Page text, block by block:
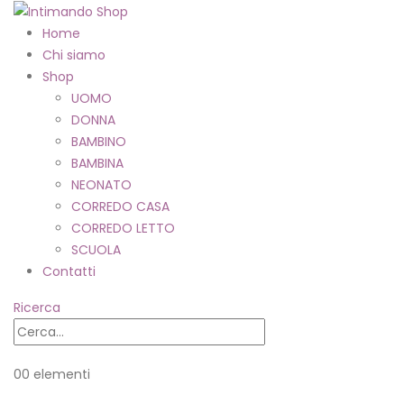
Home
Chi siamo
Shop
UOMO
DONNA
BAMBINO
BAMBINA
NEONATO
CORREDO CASA
CORREDO LETTO
SCUOLA
Contatti
Ricerca
00 elementi